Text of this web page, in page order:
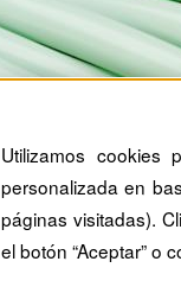
Utilizamos cookies
personalizada en
páginas visitadas).
el botón “Aceptar” o